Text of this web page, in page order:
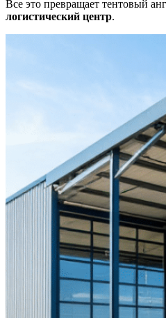
Все это превращает тентовый
логистический центр.